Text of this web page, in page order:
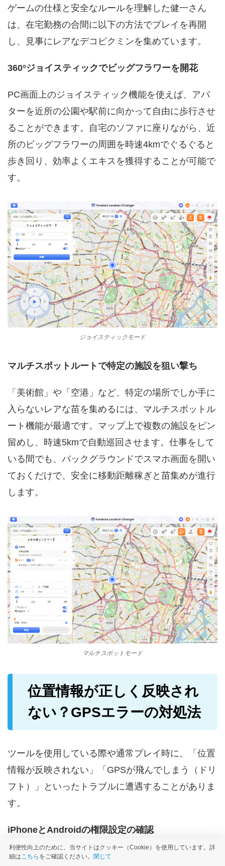
ゲームの仕様と安全なルールを理解した健一さん
は、在宅勤務の合間に以下の方法でプレイを再開
し、見事にレアなデコピクミンを集めています。
360°ジョイスティックでビッグフラワーを開花
PC画面上のジョイスティック機能を使えば、アバ
ターを近所の公園や駅前に向かって自由に歩行させ
ることができます。自宅のソファに座りながら、近
所のビッグフラワーの周囲を時速4kmでぐるぐると
歩き回り、効率よくエキスを獲得することが可能で
す。
ジョイスティックモード
マルチスポットルートで特定の施設を狙い撃ち
「美術館」や「空港」など、特定の場所でしか手に
入らないレアな苗を集めるには、マルチスポットル
ート機能が最適です。マップ上で複数の施設をピン
留めし、時速5kmで自動巡回させます。仕事をして
いる間でも、バックグラウンドでスマホ画面を開い
ておくだけで、安全に移動距離稼ぎと苗集めが進行
します。
マルチスポットモード
位置情報が正しく反映され
ない？GPSエラーの対処法
ツールを使用している際や通常プレイ時に、「位置
情報が反映されない」「GPSが飛んでしまう（ドリ
フト）」といったトラブルに遭遇することがありま
す。
iPhoneとAndroidの権限設定の確認
位置情報の更新が停止した場合、まずはOSの設定
利便性向上のために、当サイトはクッキー（Cookie）を使用しています。詳
細はこちら をご確認ください。 閉じて